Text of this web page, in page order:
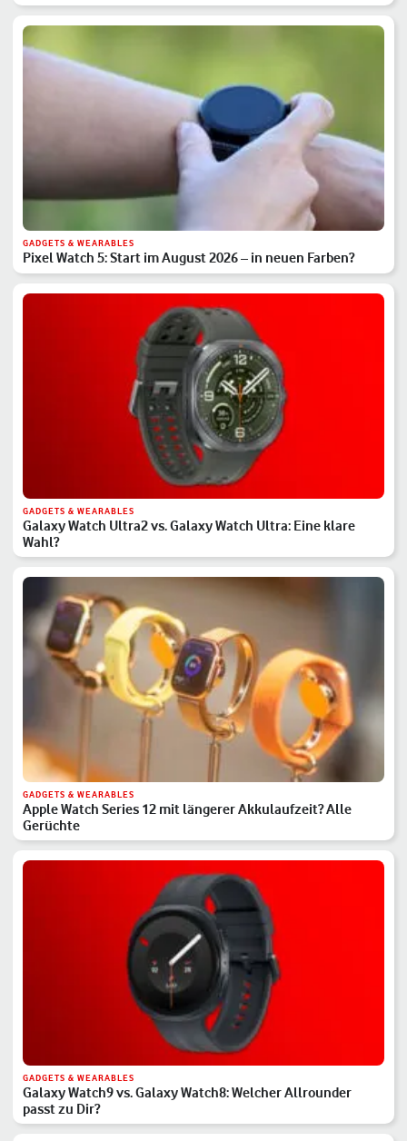
GADGETS & WEARABLES
Pixel Watch 5: Start im August 2026 – in neuen Farben?
GADGETS & WEARABLES
Galaxy Watch Ultra2 vs. Galaxy Watch Ultra: Eine klare
Wahl?
GADGETS & WEARABLES
Apple Watch Series 12 mit längerer Akkulaufzeit? Alle
Gerüchte
GADGETS & WEARABLES
Galaxy Watch9 vs. Galaxy Watch8: Welcher Allrounder
passt zu Dir?